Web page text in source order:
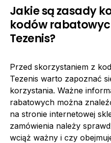
Jakie są zasady
kodów
Tezenis?
Przed skorzystaniem z
Tezenis warto zapoznać
korzystania. Ważne
rabatowych można
na stronie internetowej
zamówienia należy
wciąż ważny i czy